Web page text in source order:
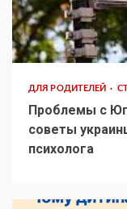
ДЛЯ РОДИТЕЛЕЙ
Проблемы с
советы
психолога